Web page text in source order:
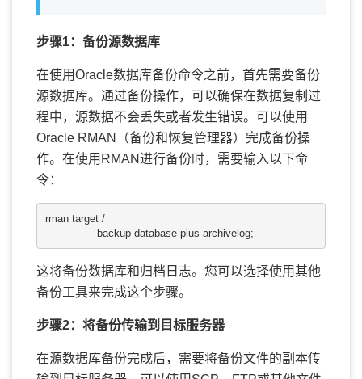
步骤1：备份源数据库
在使用Oracle数据库备份命令之前，首先需要备份
源数据库。通过备份操作，可以确保在数据复制过
程中，源数据不会丢失或者发生错误。可以使用
Oracle RMAN（备份和恢复管理器）完成备份操
作。在使用RMAN进行备份时，需要输入以下命
令：
rman target /
                backup database plus archivelog;
这将备份数据库和归档日志。您可以选择使用其他
备份工具来完成这个步骤。
步骤2：将备份传输到目标服务器
在源数据库备份完成后，需要将备份文件的副本传